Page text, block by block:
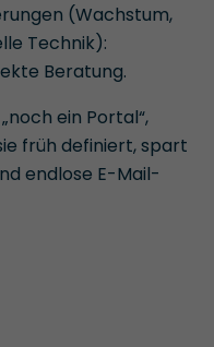
(Wachstum,
Technik):
Beratung.
ein Portal“,
früh definiert, spart
endlose E-Mail-